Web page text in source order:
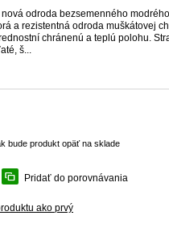
nová odroda bezsemenného
a rezistentná odroda muškátovej
chránenú a teplú polohu.
š...
bude produkt opäť na sklade
Pridať do porovnávania
ako prvý